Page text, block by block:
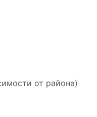
от района)